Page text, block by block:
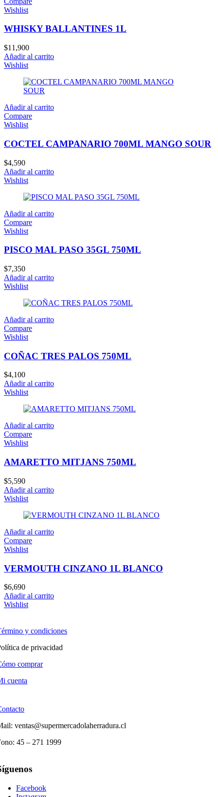
Wishlist
WHISKY BALLANTINES 1L
$11,900
Añadir al carrito
Wishlist
Añadir al carrito
Compare
Wishlist
COCTEL CAMPANARIO 700ML MANGO SOUR
$4,590
Añadir al carrito
Wishlist
Añadir al carrito
Compare
Wishlist
PISCO MAL PASO 35GL 750ML
$7,350
Añadir al carrito
Wishlist
Añadir al carrito
Compare
Wishlist
COÑAC TRES PALOS 750ML
$4,100
Añadir al carrito
Wishlist
Añadir al carrito
Compare
Wishlist
AMARETTO MITJANS 750ML
$5,590
Añadir al carrito
Wishlist
Añadir al carrito
Compare
Wishlist
VERMOUTH CINZANO 1L BLANCO
$6,690
Añadir al carrito
Wishlist
y condiciones
de privacidad
comprar
cuenta
ventas@supermercadolaherradura.cl
45 – 271 1999
Facebook